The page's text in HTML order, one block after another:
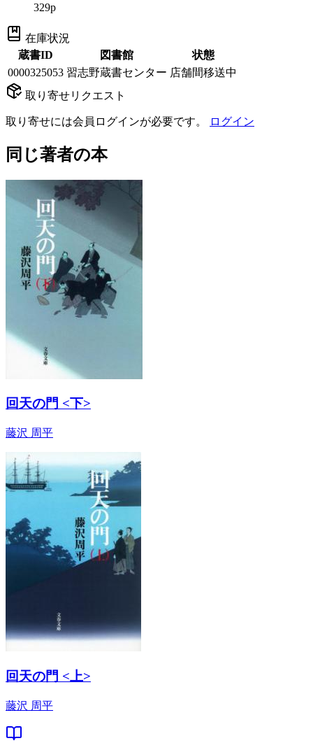
329p
在庫状況
蔵書ID
図書館
状態
0000325053 習志野蔵書センター 店舗間移送中
取り寄せリクエスト
取り寄せには会員ログインが必要です。 ログイン
同じ著者の本
回天の門 <下>
藤沢 周平
回天の門 <上>
藤沢 周平